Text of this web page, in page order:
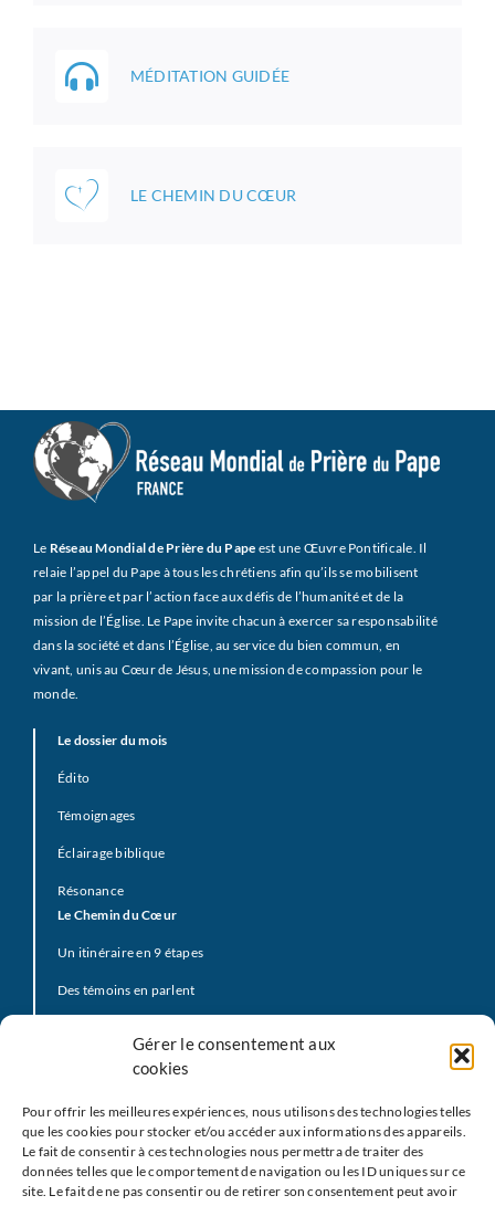
Gérer le consentement aux
cookies
Pour offrir les meilleures expériences, nous utilisons des technologies telles
que les cookies pour stocker et/ou accéder aux informations des appareils.
Le fait de consentir à ces technologies nous permettra de traiter des
données telles que le comportement de navigation ou les ID uniques sur ce
site. Le fait de ne pas consentir ou de retirer son consentement peut avoir
MÉDITATION GUIDÉE
LE CHEMIN DU CŒUR
Le Réseau Mondial de Prière du Pape est une Œuvre Pontificale. Il
relaie l’appel du Pape à tous les chrétiens afin qu’ils se mobilisent
par la prière et par l’action face aux défis de l’humanité et de la
mission de l’Église. Le Pape invite chacun à exercer sa responsabilité
dans la société et dans l’Église, au service du bien commun, en
vivant, unis au Cœur de Jésus, une mission de compassion pour le
monde.
Le dossier du mois
Édito
Témoignages
Éclairage biblique
Résonance
Le Chemin du Cœur
Un itinéraire en 9 étapes
Des témoins en parlent
La Vidéo du Pape
Prier avec la Parole de Dieu
Prière Universelle